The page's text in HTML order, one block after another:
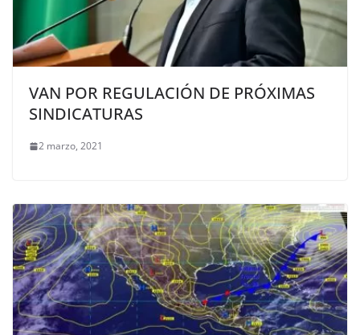
VAN POR REGULACIÓN DE PRÓXIMAS
SINDICATURAS
2 marzo, 2021